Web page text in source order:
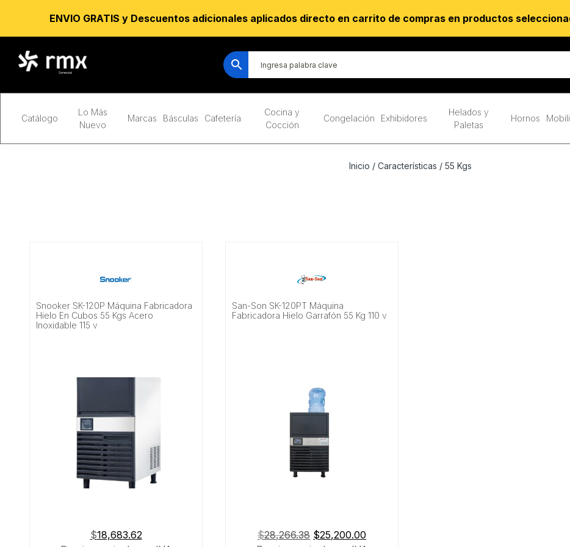
Catálogo
Lo Más
Nuevo
Marcas Básculas Cafetería
Cocina y
Cocción
Congelación Exhibidores
Helados y
Paletas
Hornos
Inicio / Características / 55 Kgs
Snooker SK-120P Máquina Fabricadora
Hielo En Cubos 55 Kgs Acero
Inoxidable 115 v
$18,683.62
San-Son SK-120PT Máquina
Fabricadora Hielo Garrafón 55 Kg 110 v
$28,266.38 El
$25,200.00
ENVIO GRATIS y Descuentos adicionales aplicados directo en carrito de compras en productos